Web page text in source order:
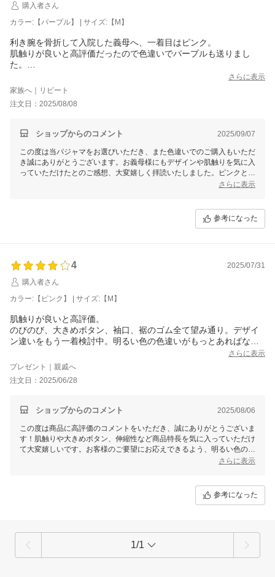
う努めてまいります。
このたびは心温まるご感想をありがとうございました。
せたがや介護
購入者さん
カラー:【パープル】 | サイズ:【M】
利き腕を骨折して入院した義母へ、一着目はピンク。
肌触りが良いと高評価だったので色違いでパープルも送りまし
た。
同じ様なコンセプトで色違い、襟のデザイン違い等あれば尚良
さらに表示
家族へ｜リピート
注文日：2025/08/08
ショップからのコメント 2025/09/07
この度は当パジャマをお選びいただき、また色違いでのご購入もいただ
き誠にありがとうございます。お義母様にもデザインや肌触りを気に入
っていただけたとのご感想、大変嬉しく拝読いたしました。ピンクとパ
ープルどちらも優しい色合いで、リラックスした時間をお過ごしいただ
現在、ご要望にありました色違いや襟デザイン違いのラインナップにつ
いて、具体的なご案内ができず恐縮ですが、今後の参考として承らせて
今後も皆様に快適な商品をご提供できるよう努めてまいります。改めて
心より感謝申し上げます。どうぞ引き続きご愛顧のほどよろしくお願い
申し上げます。
せたがや介護
森田あかり
さらに表示
参考になった
4
2025/07/31
購入者さん
カラー:【ピンク】 | サイズ:【M】
肌触りが良いと高評価。
のびのび、大きめボタン、袖口、裾のゴム全て望み通り。デザイ
ン違いをもう一着検討中。明るい色の色違いがもっとあればな
さらに表示
プレゼント｜親戚へ
注文日：2025/06/28
ショップからのコメント 2025/08/06
この度は商品に高評価のコメントをいただき、誠にありがとうございま
す！肌触りや大きめボタン、伸縮性など商品特長を気に入っていただけ
て大変嬉しいです。お客様のご要望にお応えできるよう、明るい色のデ
ザイン追加も検討してまいります。今後ともよろしくお願いいたしま
さらに表示
参考になった
1/1